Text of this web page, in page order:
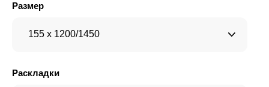
Размер
155 x 1200/1450
Раскладки